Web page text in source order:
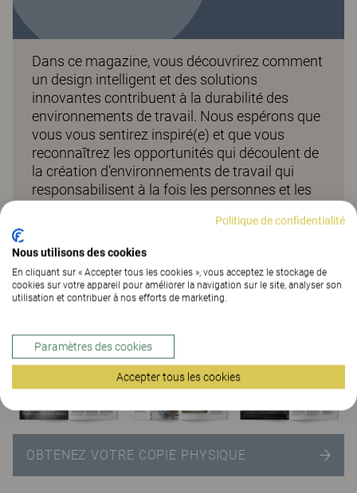
Dans ce magazine, vous découvrirez comment
un design intelligent et des solutions
innovantes contribuent à la durabilité des
environnements de travail. Nous espérons que
vous vous sentirez inspiré(e) et que vous
reconnaîtrez les opportunités qui découlent de
la création d’environnements de travail qui
responsabilisent à la fois les personnes et les
Office Solution #2
Lire le magazine ici
OBTENEZ VOTRE COPIE PHYSIQUE
Politique de confidentialité
Nous utilisons des cookies
En cliquant sur « Accepter tous les cookies », vous acceptez le stockage de
cookies sur votre appareil pour améliorer la navigation sur le site, analyser son
utilisation et contribuer à nos efforts de marketing.
Paramètres des cookies
Accepter tous les cookies